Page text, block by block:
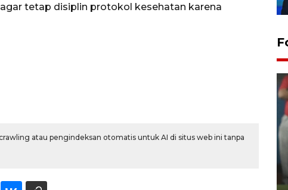
tetap disiplin protokol kesehatan karena
atau pengindeksan otomatis untuk AI di situs web ini tanpa